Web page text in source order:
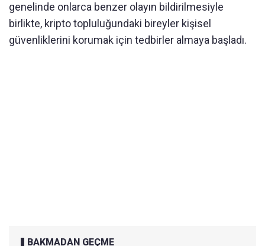
genelinde onlarca benzer olayın bildirilmesiyle
birlikte, kripto topluluğundaki bireyler kişisel
güvenliklerini korumak için tedbirler almaya başladı.
BAKMADAN GEÇME